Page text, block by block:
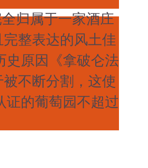
归属于一家酒庄
整表达的风土佳
史原因《拿破仑法
不断分割，这使
证的葡萄园不超过